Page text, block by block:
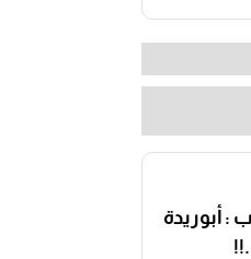
: أبوريدة